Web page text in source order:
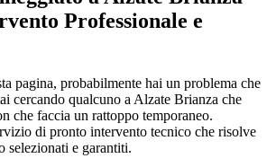
Professionale e
pagina, probabilmente hai un problema che
cercando qualcuno a Alzate Brianza che
che faccia un rattoppo temporaneo.
di pronto intervento tecnico che risolve
selezionati e garantiti.